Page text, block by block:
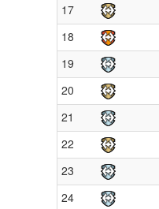
17
18
19
20
21
22
23
24